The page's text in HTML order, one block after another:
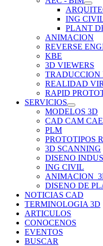
ING
PLANT
ANIMACION
REVERSE
KBE
3D VIEWERS
TRADUCCION
REALIDAD
RAPID
SERVICIOS
MODELOS 3D
CAD CAM CAE
PLM
PROTOTIPOS
3D SCANNING
DISENO
ING CIVIL
DISENO DE
NOTICIAS CAD
TERMINOLOGIA 3D
ARTICULOS
CONOCENOS
EVENTOS
BUSCAR